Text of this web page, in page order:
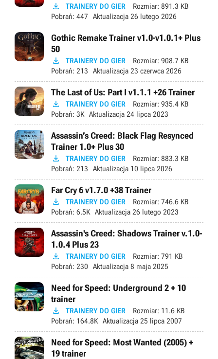
 TRAINERY DO GIER Rozmiar: 891.3 KB
Pobrań: 447 Aktualizacja 26 lutego 2026
Gothic Remake Trainer v1.0-v1.0.1+ Plus
50
 TRAINERY DO GIER Rozmiar: 908.7 KB
Pobrań: 213 Aktualizacja 23 czerwca 2026
The Last of Us: Part I v1.1.1 +26 Trainer
 TRAINERY DO GIER Rozmiar: 935.4 KB
Pobrań: 3K Aktualizacja 24 lipca 2023
Assassin’s Creed: Black Flag Resynced
Trainer 1.0+ Plus 30
 TRAINERY DO GIER Rozmiar: 883.3 KB
Pobrań: 213 Aktualizacja 10 lipca 2026
Far Cry 6 v1.7.0 +38 Trainer
 TRAINERY DO GIER Rozmiar: 746.6 KB
Pobrań: 6.5K Aktualizacja 26 lutego 2023
Assassin's Creed: Shadows Trainer v.1.0-
1.0.4 Plus 23
 TRAINERY DO GIER Rozmiar: 791 KB
Pobrań: 230 Aktualizacja 8 maja 2025
Need for Speed: Underground 2 + 10
trainer
 TRAINERY DO GIER Rozmiar: 11.6 KB
Pobrań: 164.8K Aktualizacja 25 lipca 2007
Need for Speed: Most Wanted (2005) +
19 trainer